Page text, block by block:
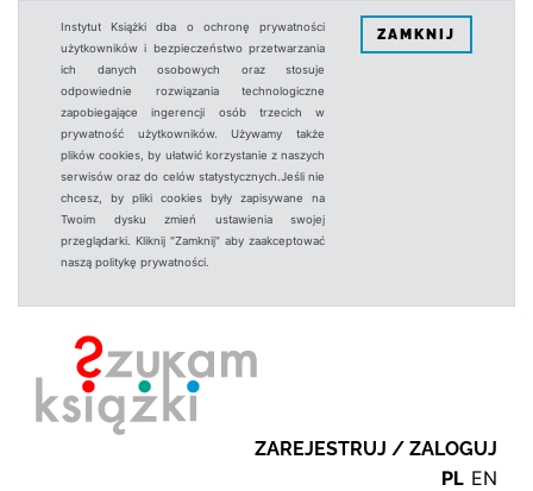
Instytut Książki dba o ochronę prywatności
użytkowników i bezpieczeństwo przetwarzania
ich danych osobowych oraz stosuje
odpowiednie rozwiązania technologiczne
zapobiegające ingerencji osób trzecich w
prywatność użytkowników. Używamy także
plików cookies, by ułatwić korzystanie z naszych
serwisów oraz do celów statystycznych.Jeśli nie
chcesz, by pliki cookies były zapisywane na
Twoim dysku zmień ustawienia swojej
przeglądarki. Kliknij "Zamknij" aby zaakceptować
naszą politykę prywatności.
ZAMKNIJ
ZAREJESTRUJ / ZALOGUJ
PL EN